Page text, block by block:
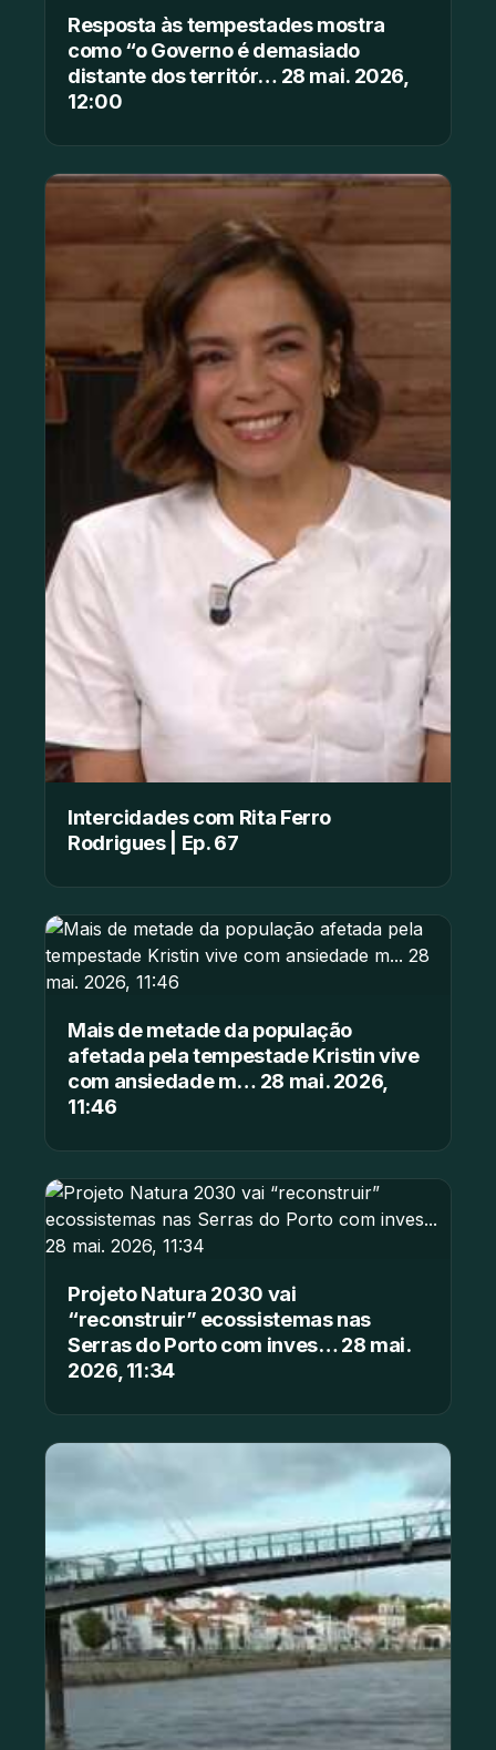
Resposta às tempestades mostra
como “o Governo é demasiado
distante dos territór… 28 mai. 2026,
12:00
Intercidades com Rita Ferro
Rodrigues | Ep. 67
Mais de metade da população
afetada pela tempestade Kristin vive
com ansiedade m… 28 mai. 2026,
11:46
Projeto Natura 2030 vai
“reconstruir” ecossistemas nas
Serras do Porto com inves… 28 mai.
2026, 11:34